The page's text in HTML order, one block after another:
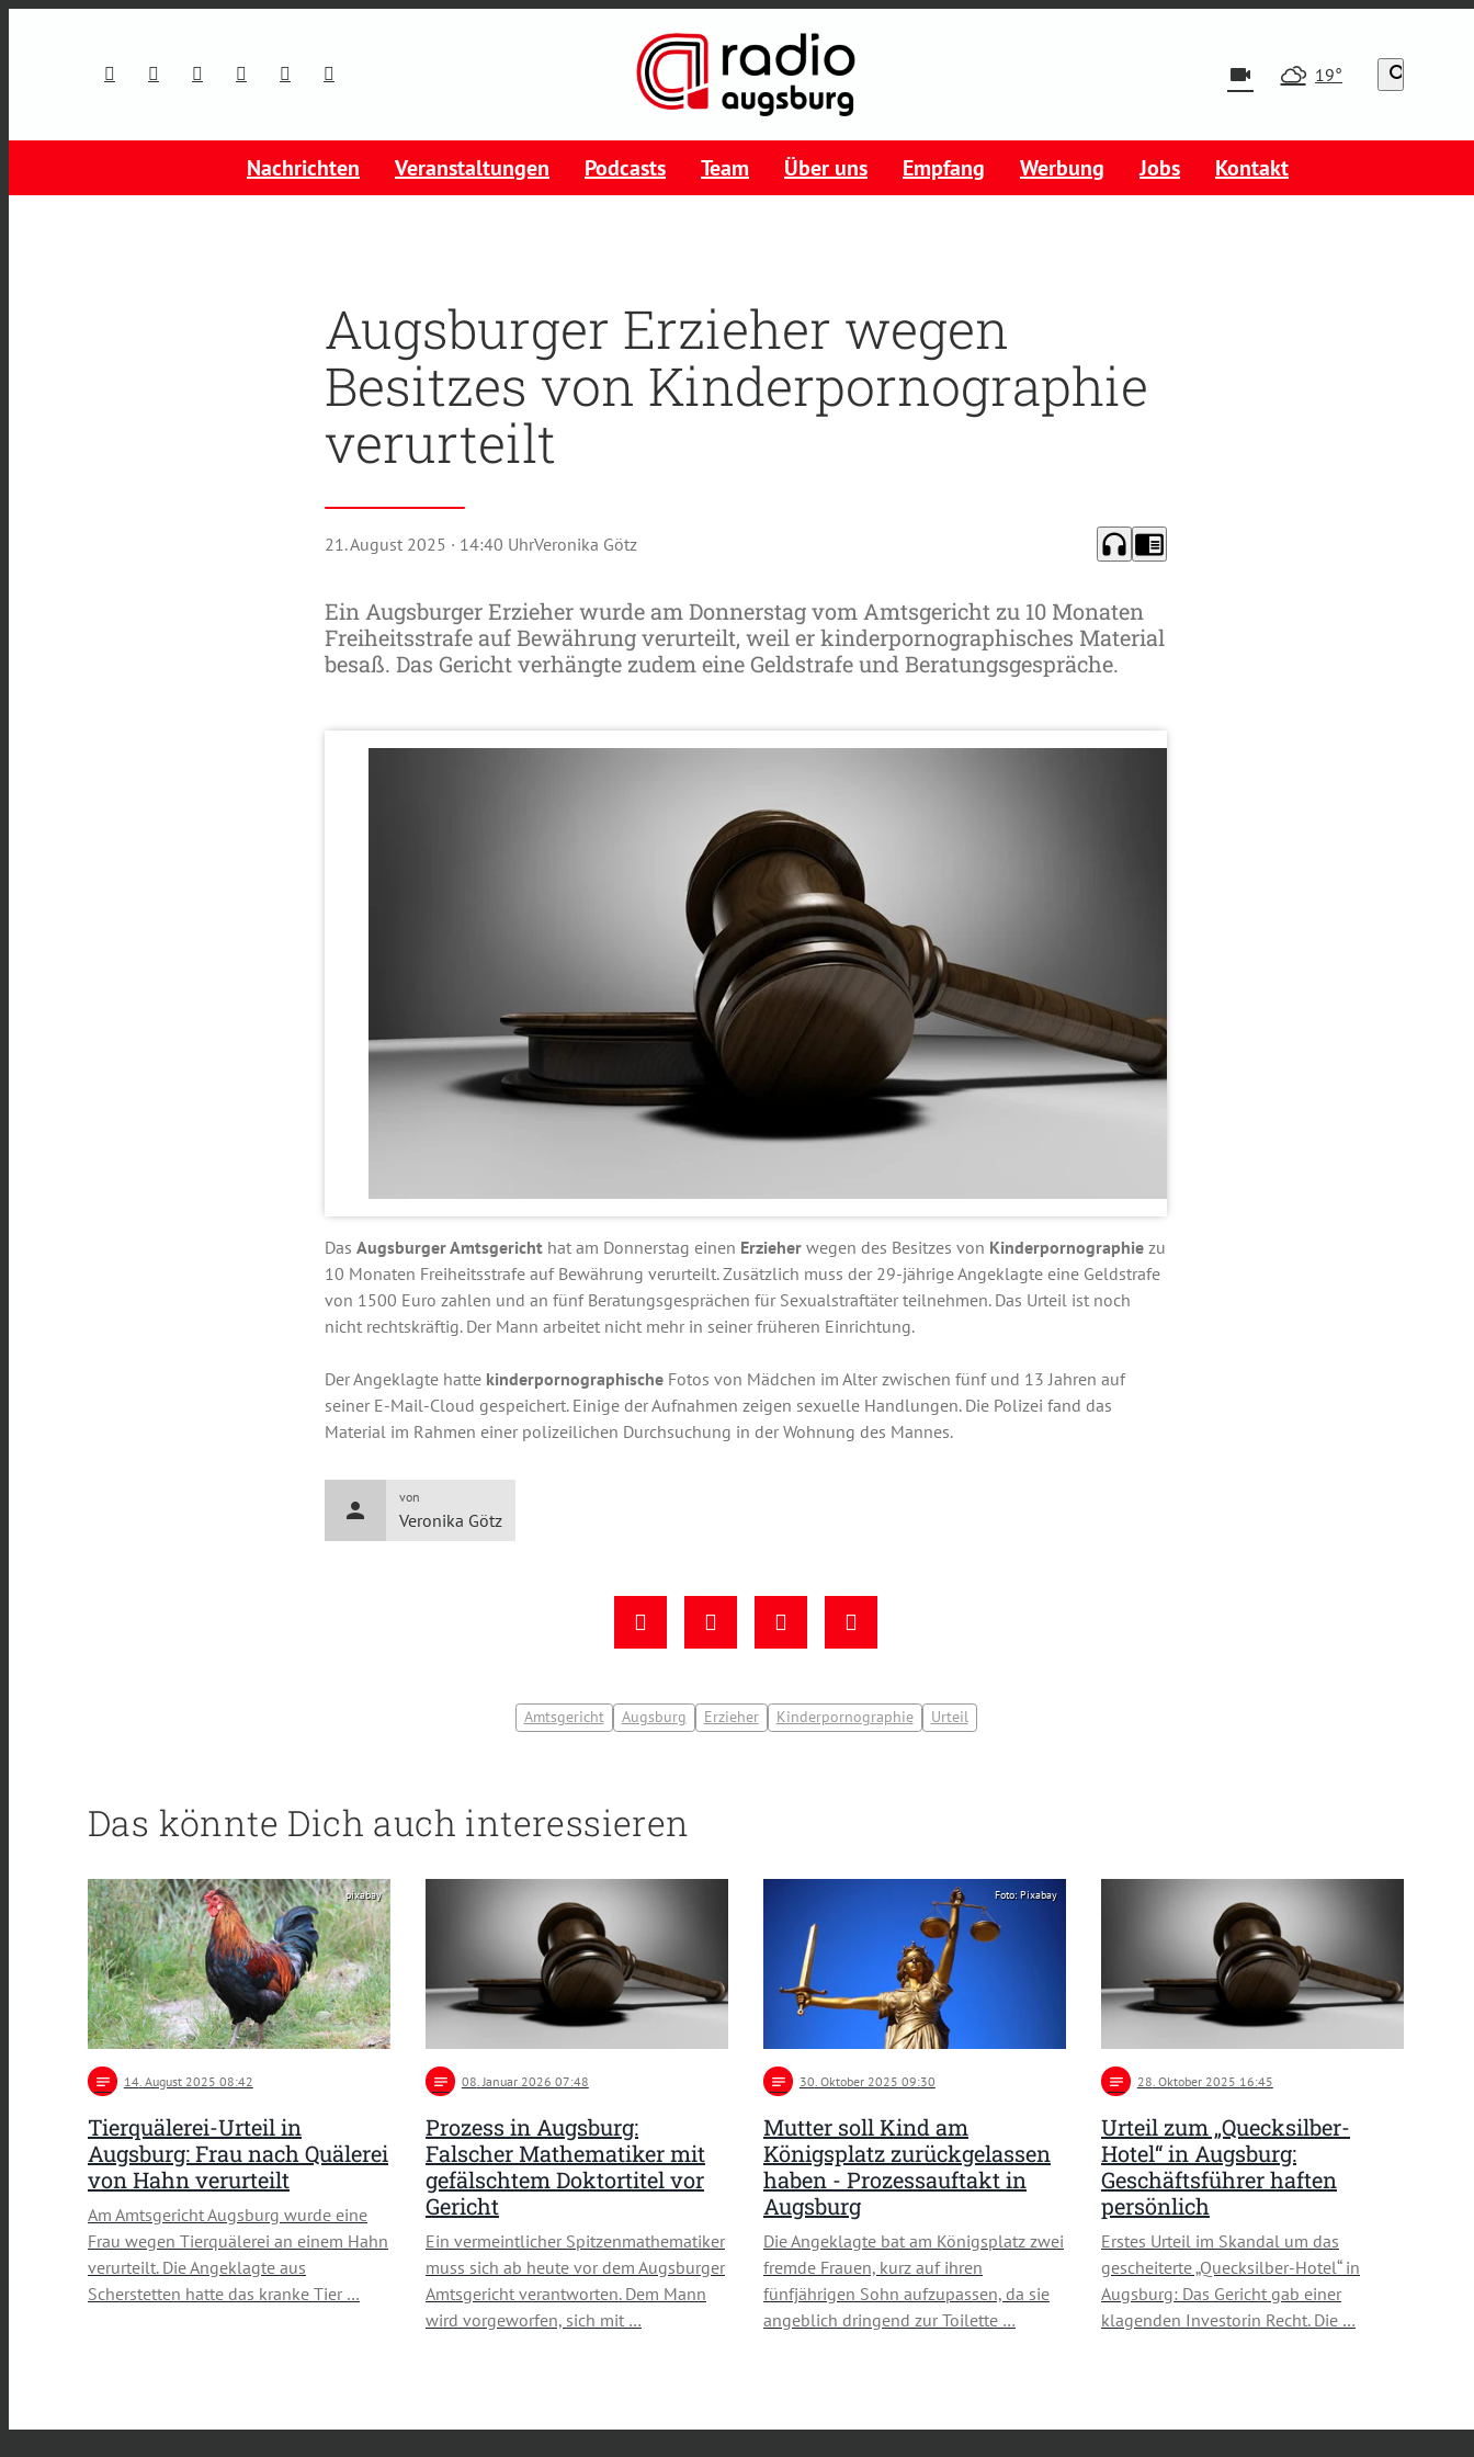
videocam 19° search
Nachrichten Veranstaltungen Podcasts Team Über uns Empfang Werbung Jobs Kontakt
Augsburger Erzieher wegen
Besitzes von Kinderpornographie
verurteilt
21. August 2025 · 14:40 UhrVeronika Götz headphones chrome_reader_mode
Ein Augsburger Erzieher wurde am Donnerstag vom Amtsgericht zu 10 Monaten
Freiheitsstrafe auf Bewährung verurteilt, weil er kinderpornographisches Material
besaß. Das Gericht verhängte zudem eine Geldstrafe und Beratungsgespräche.
Das Augsburger Amtsgericht hat am Donnerstag einen Erzieher wegen des Besitzes von Kinderpornographie zu
10 Monaten Freiheitsstrafe auf Bewährung verurteilt. Zusätzlich muss der 29-jährige Angeklagte eine Geldstrafe
von 1500 Euro zahlen und an fünf Beratungsgesprächen für Sexualstraftäter teilnehmen. Das Urteil ist noch
nicht rechtskräftig. Der Mann arbeitet nicht mehr in seiner früheren Einrichtung.
Der Angeklagte hatte kinderpornographische Fotos von Mädchen im Alter zwischen fünf und 13 Jahren auf
seiner E-Mail-Cloud gespeichert. Einige der Aufnahmen zeigen sexuelle Handlungen. Die Polizei fand das
Material im Rahmen einer polizeilichen Durchsuchung in der Wohnung des Mannes.
person
von
Veronika Götz
Amtsgericht Augsburg Erzieher Kinderpornographie Urteil
Das könnte Dich auch interessieren
pixabay
notes 14. August 2025 08:42
Tierquälerei-Urteil in
Augsburg: Frau nach Quälerei
von Hahn verurteilt
Am Amtsgericht Augsburg wurde eine
Frau wegen Tierquälerei an einem Hahn
verurteilt. Die Angeklagte aus
Scherstetten hatte das kranke Tier …
notes 08 . Januar 2026 07:48
Prozess in Augsburg:
Falscher Mathematiker mit
gefälschtem Doktortitel vor
Gericht
Ein vermeintlicher Spitzenmathematiker
muss sich ab heute vor dem Augsburger
Amtsgericht verantworten. Dem Mann
wird vorgeworfen, sich mit …
Foto: Pixabay
notes 30 . Oktober 2025 09:30
Mutter soll Kind am
Königsplatz zurückgelassen
haben - Prozessauftakt in
Augsburg
Die Angeklagte bat am Königsplatz zwei
fremde Frauen, kurz auf ihren
fünfjährigen Sohn aufzupassen, da sie
angeblich dringend zur Toilette …
notes 28 . Oktober 2025 16:45
Urteil zum „Quecksilber-
Hotel“ in Augsburg:
Geschäftsführer haften
persönlich
Erstes Urteil im Skandal um das
gescheiterte „Quecksilber-Hotel“ in
Augsburg: Das Gericht gab einer
klagenden Investorin Recht. Die …